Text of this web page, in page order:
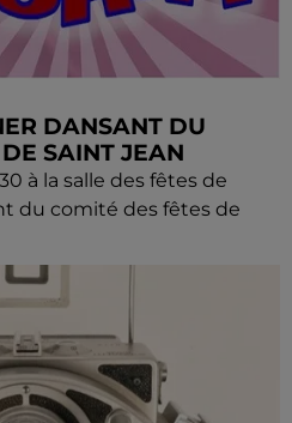
DANSANT DU
SAINT JEAN
à la salle des fêtes de
du comité des fêtes de